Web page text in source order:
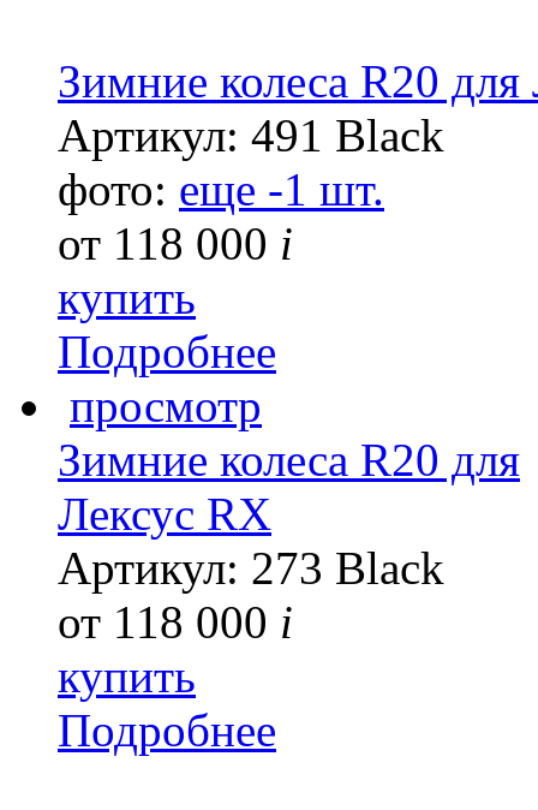
Зимние колеса R20 для
Артикул: 491 Black
фото: еще -1 шт.
от 118 000 i
купить
Подробнее
просмотр
Зимние колеса R20 для
Лексус RX
Артикул: 273 Black
от 118 000 i
купить
Подробнее